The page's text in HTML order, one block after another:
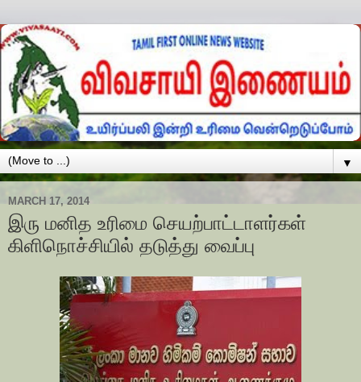
▼
MARCH 17, 2014
இரு மனித உரிமை செயற்பாட்டாளர்கள்
கிளிநொச்சியில் தடுத்து வைப்பு